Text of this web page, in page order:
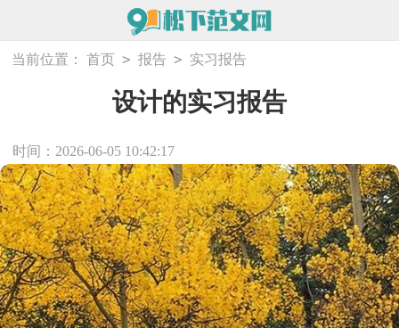
当前位置： 首页 > 报告 > 实习报告
设计的实习报告
时间：2026-06-05 10:42:17